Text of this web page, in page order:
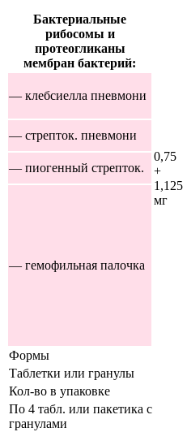
Бактериальные
рибосомы и
протеогликаны
мембран бактерий:
0,75
+
1,125
мг
— клебсиелла пневмони
— стрепток. пневмони
— пиогенный стрепток.
— гемофильная палочка
Формы
Таблетки или гранулы
Кол-во в упаковке
По 4 табл. или пакетика с
гранулами